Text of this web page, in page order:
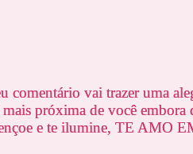
comentário vai trazer uma
próxima de você embora
e te ilumine, TE AMO